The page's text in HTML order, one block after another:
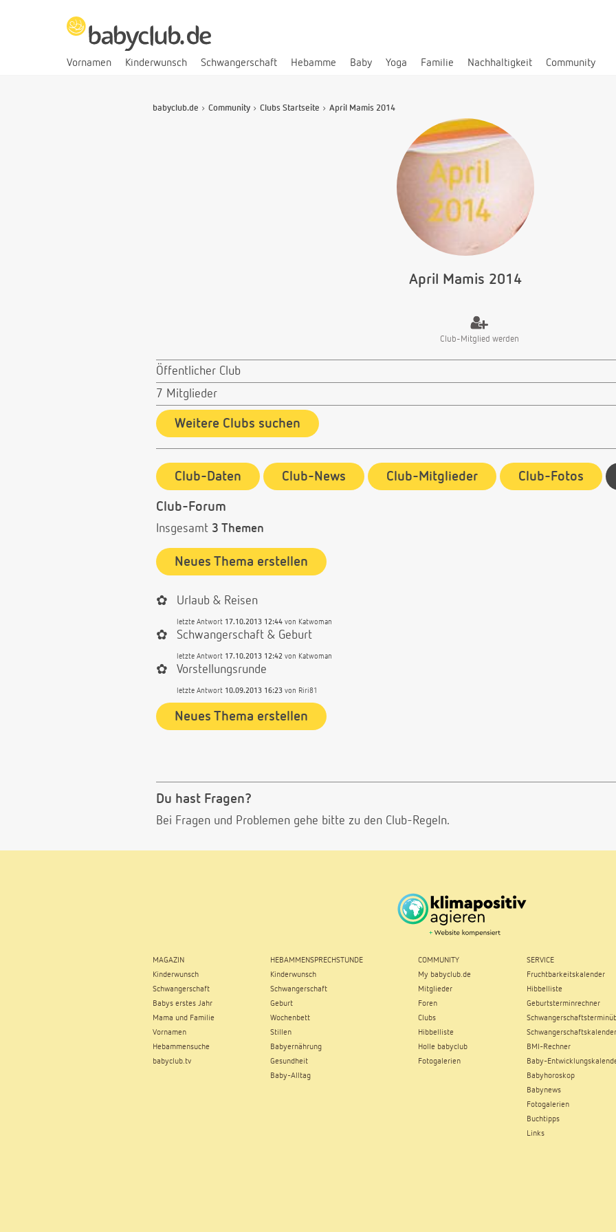
Vornamen Kinderwunsch Schwangerschaft Hebamme Baby Yoga Familie Nachhaltigkeit Community
babyclub.de Community Clubs Startseite April Mamis 2014
April Mamis 2014
Club-Mitglied werden
Öffentlicher Club
7 Mitglieder
Weitere Clubs suchen
Club-Daten Club-News Club-Mitglieder Club-Fotos
Club-Forum
Insgesamt 3 Themen
Neues Thema erstellen
✿ Urlaub & Reisen
letzte Antwort 17.10.2013 12:44 von Katwoman
✿ Schwangerschaft & Geburt
letzte Antwort 17.10.2013 12:42 von Katwoman
✿ Vorstellungsrunde
letzte Antwort 10.09.2013 16:23 von Riri81
Neues Thema erstellen
Du hast Fragen?
Bei Fragen und Problemen gehe bitte zu den Club-Regeln.
MAGAZIN
Kinderwunsch
Schwangerschaft
Babys erstes Jahr
Mama und Familie
Vornamen
Hebammensuche
babyclub.tv
HEBAMMENSPRECHSTUNDE
Kinderwunsch
Schwangerschaft
Geburt
Wochenbett
Stillen
Babyernährung
Gesundheit
Baby-Alltag
COMMUNITY
My babyclub.de
Mitglieder
Foren
Clubs
Hibbelliste
Holle babyclub
Fotogalerien
SERVICE
Fruchtbarkeitskalender
Hibbelliste
Geburtsterminrechner
Schwangerschaftskalender
BMI-Rechner
Baby-
Babyhoroskop
Babynews
Fotogalerien
Buchtipps
Links